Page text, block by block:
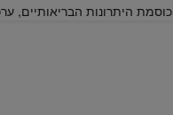
כוסמת היתרונות הבריאותיים,